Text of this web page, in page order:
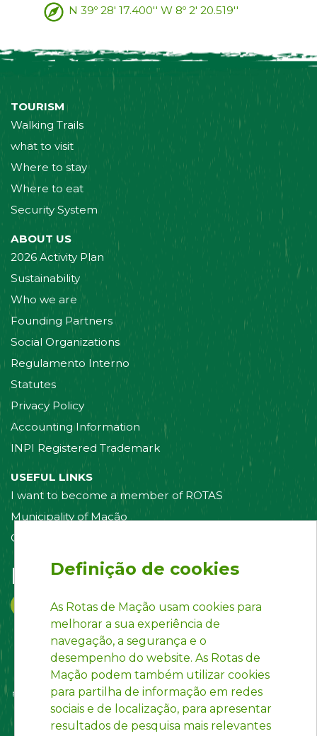
N 39º 28' 17.400'' W 8º 2' 20.519''
TOURISM
Walking Trails
what to visit
Where to stay
Where to eat
Security System
ABOUT US
2026 Activity Plan
Sustainability
Who we are
Founding Partners
Social Organizations
Regulamento Interno
Statutes
Privacy Policy
Accounting Information
INPI Registered Trademark
USEFUL LINKS
I want to become a member of ROTAS
Municipality of Mação
Contact us
Follow us on:
Definição de cookies
As Rotas de Mação usam cookies para
melhorar a sua experiência de
navegação, a segurança e o
desempenho do website. As Rotas de
Mação podem também utilizar cookies
para partilha de informação em redes
sociais e de localização, para apresentar
resultados de pesquisa mais relevantes